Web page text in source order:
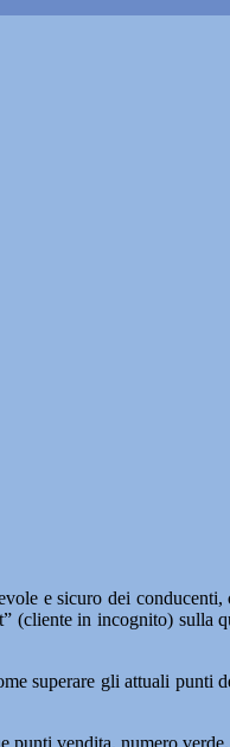
e sicuro dei conducenti,
in incognito) sulla
superare gli attuali punti
punti vendita, numero